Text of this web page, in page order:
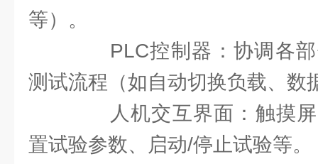
等）。
PLC控制器：协调各部
测试流程（如自动切换负载、数
人机交互界面：触摸屏
置试验参数、启动/停止试验等。